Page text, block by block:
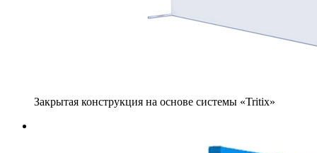
Закрытая конструкция на основе системы «Tritix»